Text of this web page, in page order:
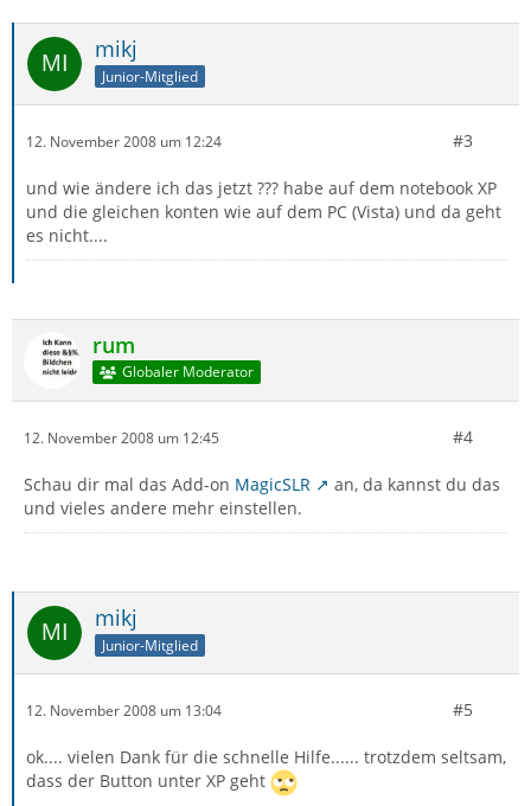
mikj
Junior-Mitglied
12. November 2008 um 12:24 #3
und wie ändere ich das jetzt ??? habe auf dem notebook XP
und die gleichen konten wie auf dem PC (Vista) und da geht
es nicht....
rum
Globaler Moderator
12. November 2008 um 12:45 #4
Schau dir mal das Add-on MagicSLR
an, da kannst du das
und vieles andere mehr einstellen.
mikj
Junior-Mitglied
12. November 2008 um 13:04 #5
ok.... vielen Dank für die schnelle Hilfe...... trotzdem seltsam,
dass der Button unter XP geht